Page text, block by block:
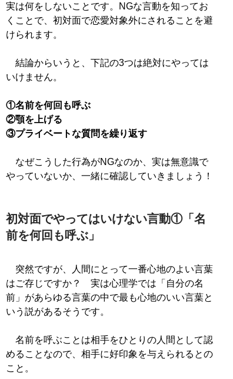
実は何をしないことです。NGな言動を知ってお
くことで、初対面で恋愛対象外にされることを避
けられます。
結論からいうと、下記の3つは絶対にやっては
いけません。
①名前を何回も呼ぶ
②顎を上げる
③プライベートな質問を繰り返す
なぜこうした行為がNGなのか、実は無意識で
やっていないか、一緒に確認していきましょう！
初対面でやってはいけない言動①「名
前を何回も呼ぶ」
突然ですが、人間にとって一番心地のよい言葉
はご存じですか？ 実は心理学では「自分の名
前」があらゆる言葉の中で最も心地のいい言葉と
いう説があるそうです。
名前を呼ぶことは相手をひとりの人間として認
めることなので、相手に好印象を与えられるとの
こと。